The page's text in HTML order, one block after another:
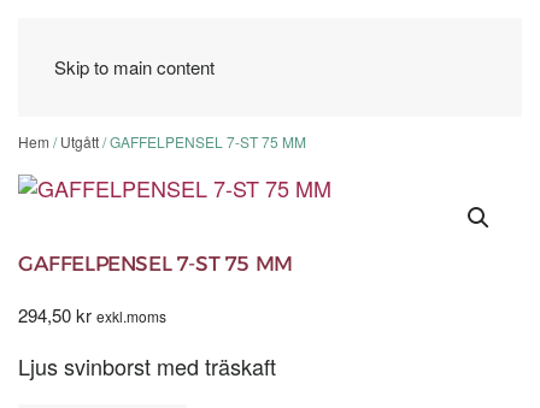
Skip to main content
Hem /Utgått/ GAFFELPENSEL 7-ST 75 MM
GAFFELPENSEL 7-ST 75 MM
294,50kr exkl.moms
Ljus svinborst med träskaft